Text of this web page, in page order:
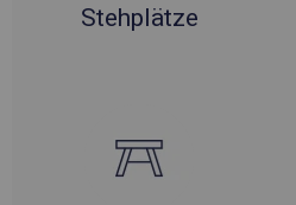
Stehplätze